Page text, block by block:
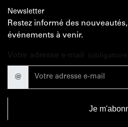
Newsletter
Restez informé des
événements à venir.
Votre adresse e-mail (obligatoire)
@